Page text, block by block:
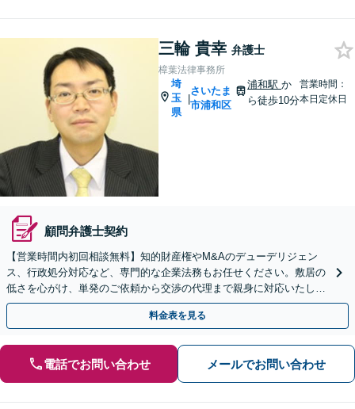
三輪 貴幸 弁護士
樟葉法律事務所
埼
玉
県
|
さいたま
市浦和区
浦和駅か
ら徒歩10分
営業時間：
本日定休日
顧問弁護士契約
【営業時間内初回相談無料】知的財産権やM&Aのデューデリジェン
ス、行政処分対応など、専門的な企業法務もお任せください。敷居の
低さを心がけ、単発のご依頼から交渉の代理まで親身に対応いたしま
す。問題が複雑化する前に気軽にご相談を。
料金表を見る
電話でお問い合わせ メールでお問い合わせ